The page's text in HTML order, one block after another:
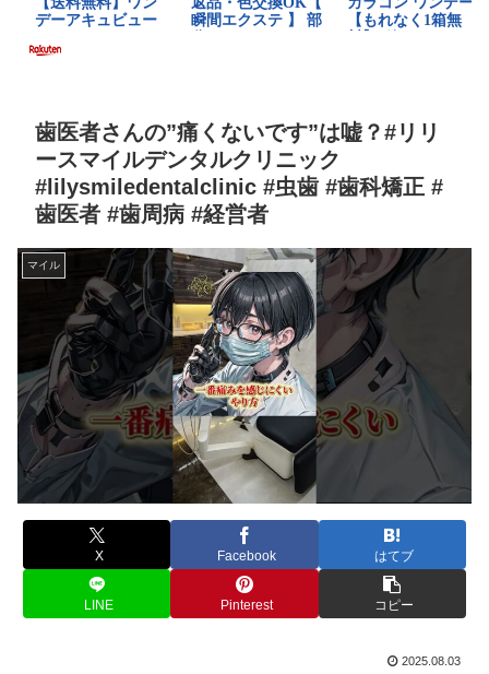
歯医者さんの”痛くないです”は嘘？#リリ
ースマイルデンタルクリニック
#lilysmiledentalclinic #虫歯 #歯科矯正 #
歯医者 #歯周病 #経営者
マイル
X Facebook はてブ
LINE Pinterest コピー
2025.08.03